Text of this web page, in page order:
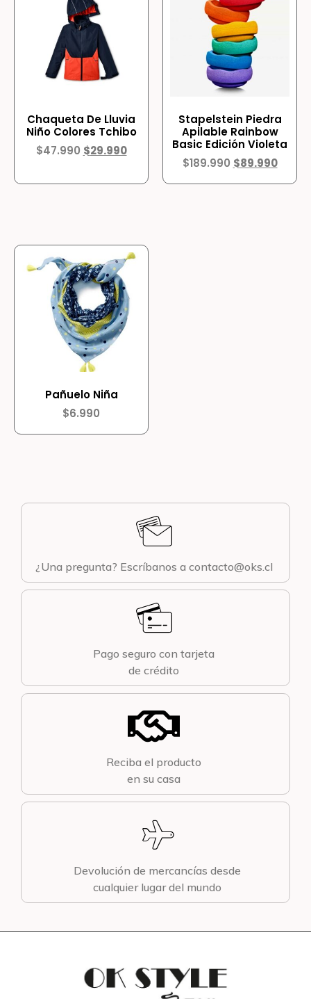
Chaqueta De Lluvia
Niño Colores Tchibo
$47.990 $29.990
Stapelstein Piedra
Apilable Rainbow
Basic Edición Violeta
$189.990 $89.990
Pañuelo Niña
$6.990
¿Una pregunta? Escríbanos a contacto@oks.cl
Pago seguro con tarjeta
de crédito
Reciba el producto
en su casa
Devolución de mercancías desde
cualquier lugar del mundo